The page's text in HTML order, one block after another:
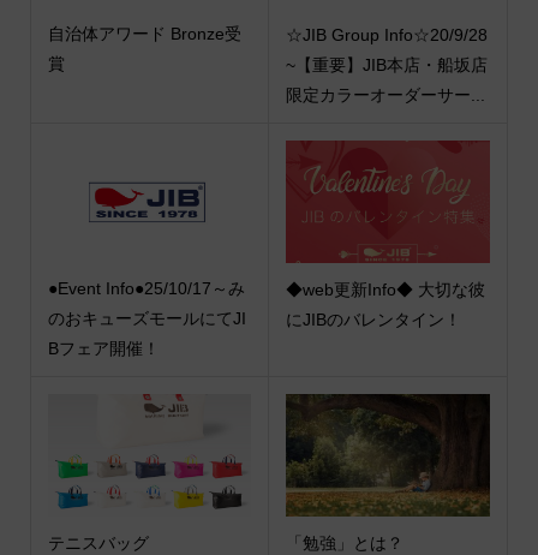
自治体アワード Bronze受
賞
☆JIB Group Info☆20/9/28
~【重要】JIB本店・船坂店
限定カラーオーダーサー...
●Event Info●25/10/17～み
のおキューズモールにてJI
Bフェア開催！
◆web更新Info◆ 大切な彼
にJIBのバレンタイン！
テニスバッグ 「勉強」とは？